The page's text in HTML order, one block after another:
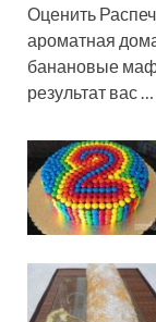
Оценить
ароматная
банановые
результат вас …